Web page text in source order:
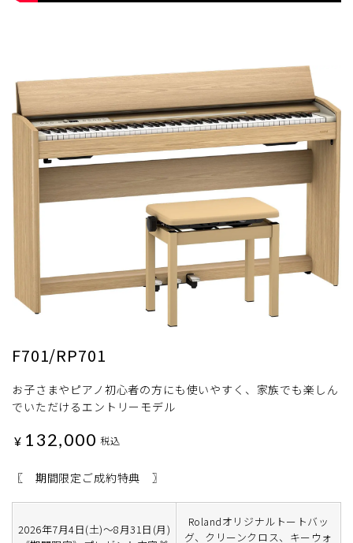
F701/RP701
お子さまやピアノ初心者の方にも使いやすく、家族でも楽しん
でいただけるエントリーモデル
¥ 132,000 税込
〖 期間限定ご成約特典 〗
2026年7月4日(土)～8月31日(月)
Rolandオリジナルトートバッ
グ、クリーンクロス、キーウォ